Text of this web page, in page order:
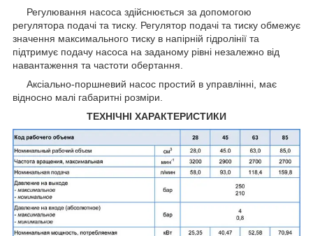
Регулювання насоса здійснюється за допомогою
регулятора подачі та тиску. Регулятор подачі та тиску обмежує
значення максимального тиску в напірній гідролінії та
підтримує подачу насоса на заданому рівні незалежно від
навантаження та частоти обертання.
Аксіально-поршневий насос простий в управлінні, має
відносно малі габаритні розміри.
ТЕХНІЧНІ ХАРАКТЕРИСТИКИ